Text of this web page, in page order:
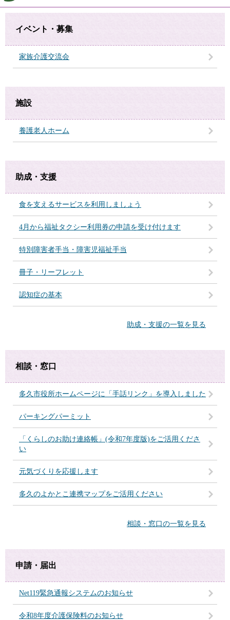
イベント・募集
家族介護交流会
施設
養護老人ホーム
助成・支援
食を支えるサービスを利用しましょう
4月から福祉タクシー利用券の申請を受け付けます
特別障害者手当・障害児福祉手当
冊子・リーフレット
認知症の基本
助成・支援の一覧を見る
相談・窓口
多久市役所ホームページに「手話リンク」を導入しました
パーキングパーミット
「くらしのお助け連絡帳」(令和7年度版)をご活用くださ
い
元気づくりを応援します
多久のよかとこ連携マップをご活用ください
相談・窓口の一覧を見る
申請・届出
Net119緊急通報システムのお知らせ
令和8年度介護保険料のお知らせ